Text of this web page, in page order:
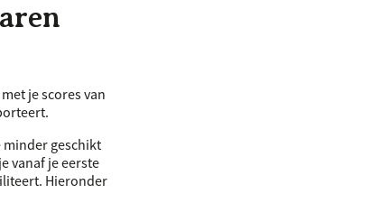
je scores van
minder geschikt
vanaf je eerste
Hieronder